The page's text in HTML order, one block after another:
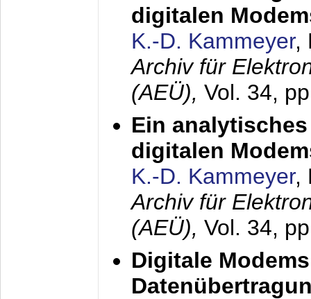
digitalen
K.-D. Kammeyer,
Archiv für
(AEÜ), Vol. 34,
Ein
digitalen
K.-D. Kammeyer,
Archiv für
(AEÜ), Vol. 34,
Digitale